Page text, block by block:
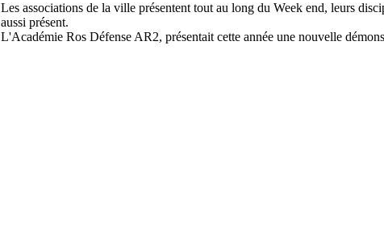
Les associations de la ville présentent tout au long du Week end, leurs
aussi présent.
L'Académie Ros Défense AR2, présentait cette année une nouvelle